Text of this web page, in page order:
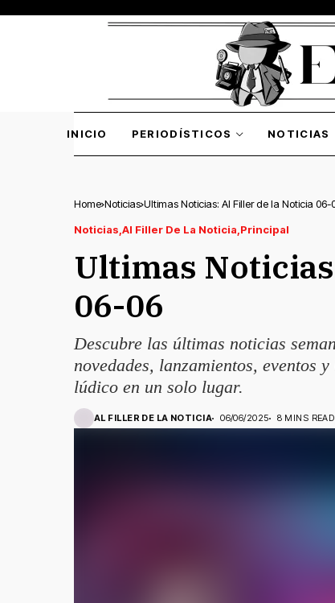
INICIO PERIODÍSTICOS NOTICIAS
Home Noticias Ultimas Noticias: Al Filler de la Noticia 06-
Noticias Al Filler De La Noticia Principal
Ultimas
06-06
Descubre las últimas noticias
novedades, lanzamientos, eventos
lúdico en un solo lugar.
AL FILLER DE LA NOTICIA 06/06/2025 8 MINS READ